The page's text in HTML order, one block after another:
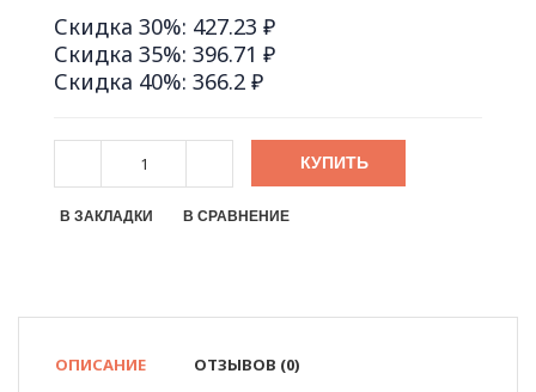
Скидка 30%: 427.23 ₽
Скидка 35%: 396.71 ₽
Скидка 40%: 366.2 ₽
КУПИТЬ
В ЗАКЛАДКИ В СРАВНЕНИЕ
ОПИСАНИЕ ОТЗЫВОВ (0)